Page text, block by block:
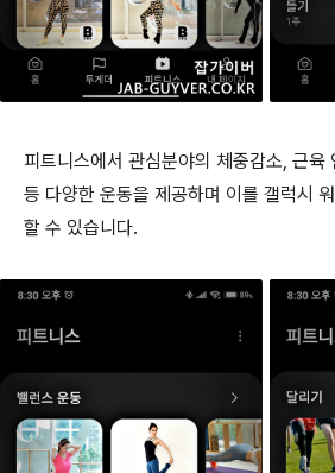
피트니스에서 관심분야의 체중감소, 근육
등 다양한 운동을 제공하며 이를 갤럭시
할 수 있습니다.